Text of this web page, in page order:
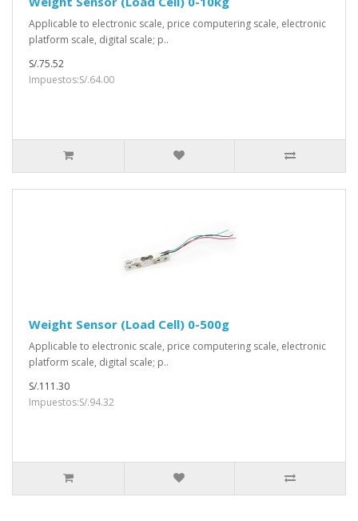
Applicable to electronic scale, price computering scale, electronic
platform scale, digital scale; p..
S/.75.52
Impuestos:S/.64.00
Weight Sensor (Load Cell) 0-500g
Applicable to electronic scale, price computering scale, electronic
platform scale, digital scale; p..
S/.111.30
Impuestos:S/.94.32